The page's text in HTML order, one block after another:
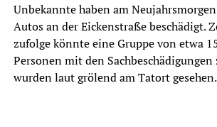
Unbekannte haben am
Autos an der Eickenstraße beschädigt.
zufolge könnte eine Gruppe von etwa
Personen mit den
wurden laut grölend am Tatort gesehen.